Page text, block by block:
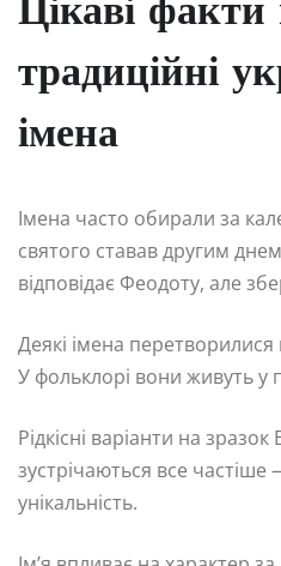
Цікаві факти
традиційні
імена
Імена часто обирали за
святого ставав другим
відповідає Феодоту, але
Деякі імена
У фольклорі вони живуть у
Рідкісні варіанти на
зустрічаються все
унікальність.